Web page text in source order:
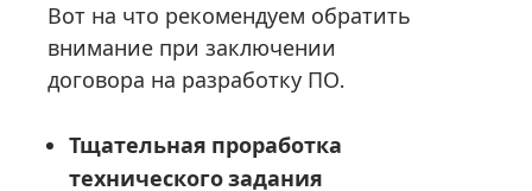
Вот на что рекомендуем обратить
внимание при заключении
договора на разработку ПО.
Тщательная проработка
технического задания